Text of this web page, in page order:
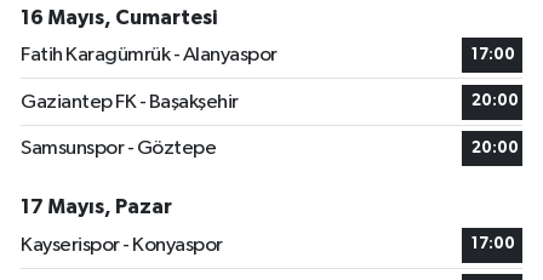
16 Mayıs, Cumartesi
Fatih Karagümrük - Alanyaspor
17:00
Gaziantep FK - Başakşehir 20:00
Samsunspor - Göztepe 20:00
17 Mayıs, Pazar
Kayserispor - Konyaspor
17:00